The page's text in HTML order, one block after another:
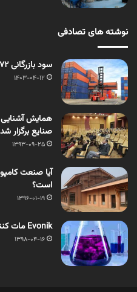
نوشته های تصادفی
سود بازرگانی ۳۷۲ قلم کالا تغییر کرد
1403-04-12
همایش آشنایی
صنایع برگزار شد
1393-09-25
آیا صنعت
است؟
1396-01-19
Evonik مات کننده جدیدی معرفی کرد
1398-04-16